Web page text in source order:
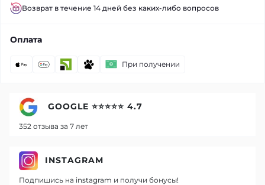
Возврат в течение 14 дней без каких-либо вопросов
Оплата
При получении
GOOGLE ⭐⭐⭐⭐⭐ 4.7
352 отзыва за 7 лет
INSTAGRAM
Подпишись на instagram и получи бонусы!